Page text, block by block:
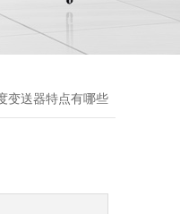
变送器特点有哪些